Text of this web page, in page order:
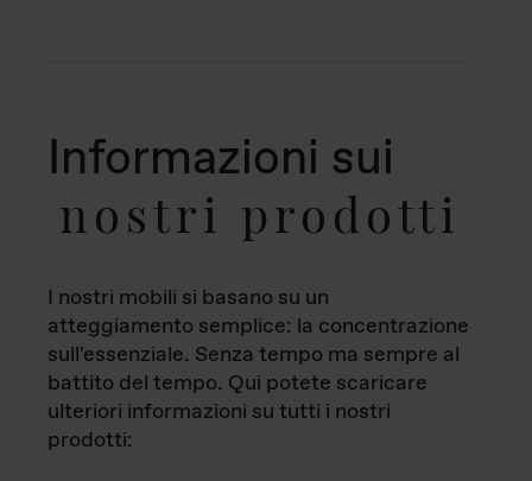
Informazioni sui
nostri prodotti
I nostri mobili si basano su un
atteggiamento semplice: la concentrazione
sull'essenziale. Senza tempo ma sempre al
battito del tempo. Qui potete scaricare
ulteriori informazioni su tutti i nostri
prodotti: